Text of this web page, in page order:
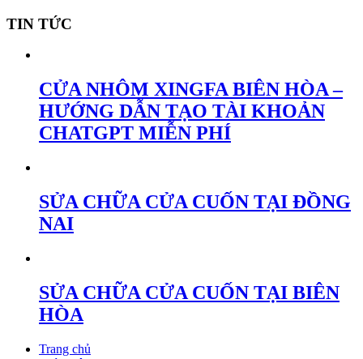
TIN TỨC
CỬA NHÔM XINGFA BIÊN HÒA –
HƯỚNG DẪN TẠO TÀI KHOẢN
CHATGPT MIỄN PHÍ
SỬA CHỮA CỬA CUỐN TẠI ĐỒNG
NAI
SỬA CHỮA CỬA CUỐN TẠI BIÊN
HÒA
Trang chủ